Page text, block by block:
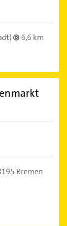
6,6 km
Bremen